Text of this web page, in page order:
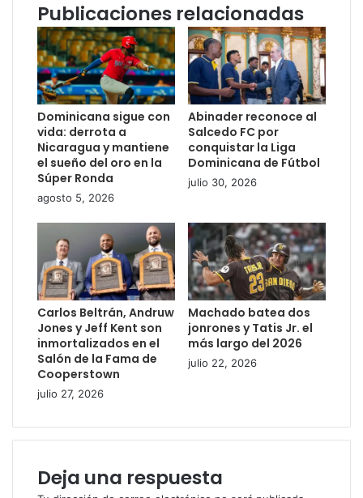
Publicaciones relacionadas
Dominicana sigue con
vida: derrota a
Nicaragua y mantiene
el sueño del oro en la
Súper Ronda
agosto 5, 2026
Abinader reconoce al
Salcedo FC por
conquistar la Liga
Dominicana de Fútbol
julio 30, 2026
Carlos Beltrán, Andruw
Jones y Jeff Kent son
inmortalizados en el
Salón de la Fama de
Cooperstown
julio 27, 2026
Machado batea dos
jonrones y Tatis Jr. el
más largo del 2026
julio 22, 2026
Deja una respuesta